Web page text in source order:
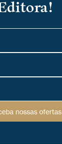
nossas ofertas